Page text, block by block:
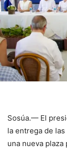
Sosúa.— El
la entrega de
una nueva